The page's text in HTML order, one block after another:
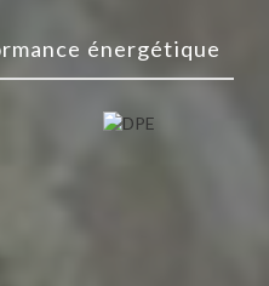
énergétique